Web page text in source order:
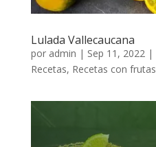
Lulada Vallecaucana
por admin | Sep 11, 2022|
Recetas, Recetas con frutas